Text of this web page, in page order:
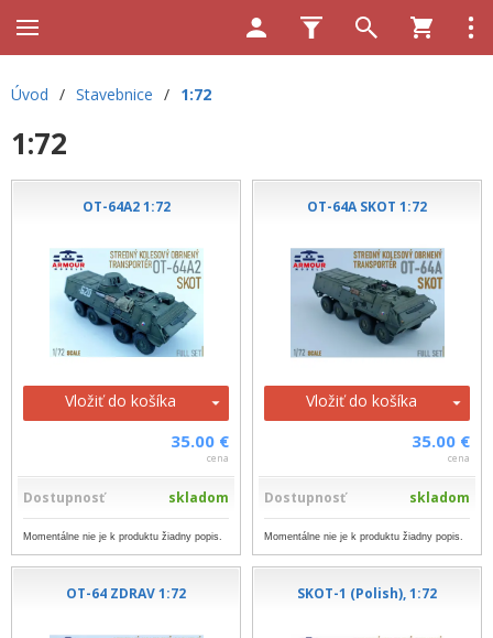
Úvod / Stavebnice / 1:72
1:72
OT-64A2 1:72
Vložiť do košíka
35.00 €
cena
Dostupnosť skladom
Momentálne nie je k produktu žiadny popis.
OT-64A SKOT 1:72
Vložiť do košíka
35.00 €
cena
Dostupnosť skladom
Momentálne nie je k produktu žiadny popis.
OT-64 ZDRAV 1:72 SKOT-1 (Polish), 1:72